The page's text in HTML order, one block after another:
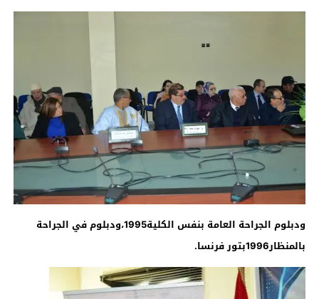
ودبلوم الجراحة العامة بنفس الكلية1995،ودبلوم في الجراحة
بالمنظار1996بتور فرنسا.